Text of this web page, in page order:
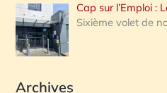
Cap sur l’Emploi :
Sixième volet de
Archives